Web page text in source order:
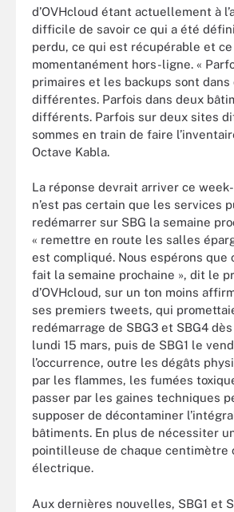
d’OVHcloud étant actuellement à
difficile de savoir ce qui a été
perdu, ce qui est récupérable et
momentanément hors-ligne. «
primaires et les backups sont dans
différentes. Parfois dans deux
différents. Parfois sur deux sites
sommes en train de faire
Octave Kabla.
La réponse devrait arriver ce
n’est pas certain que les services
redémarrer sur SBG la semaine
« remettre en route les salles
est compliqué. Nous espérons que
fait la semaine prochaine », dit le
d’OVHcloud, sur un ton moins
ses premiers tweets, qui
redémarrage de SBG3 et SBG4
lundi 15 mars, puis de SBG1 le
l’occurrence, outre les dégâts
par les flammes, les fumées
passer par les gaines techniques
supposer de décontaminer
bâtiments. En plus de nécessiter
pointilleuse de chaque centimètre
électrique.
Aux dernières nouvelles, SBG1 et